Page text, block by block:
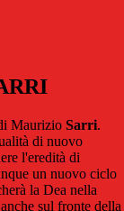
Maurizio Sarri.
di nuovo
l'eredità di
un nuovo ciclo
la Dea nella
sul fronte della